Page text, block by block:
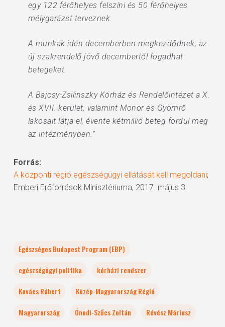
egy 122 férőhelyes felszíni és 50 férőhelyes
mélygarázst terveznek.
A munkák idén decemberben megkezdődnek, az
új szakrendelő jövő decembertől fogadhat
betegeket.
A Bajcsy-Zsilinszky Kórház és Rendelőintézet a X.
és XVII. kerület, valamint Monor és Gyömrő
lakosait látja el, évente kétmillió beteg fordul meg
az intézményben.”
Forrás:
A központi régió egészségügyi ellátását kell megoldani;
Emberi Erőforrások Minisztériuma; 2017. május 3.
Egészséges Budapest Program (EBP)
egészségügyi politika
kórházi rendszer
Kovács Róbert
Közép-Magyarország Régió
Magyarország
Ónodi-Szűcs Zoltán Révész Máriusz